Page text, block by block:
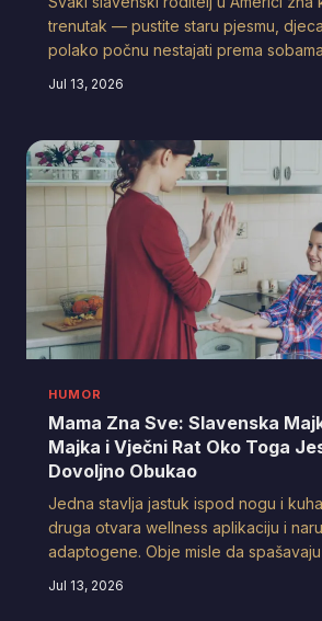
trenutak — pustite staru pjesmu,
polako počnu nestajati prema
Jul 13, 2026
HUMOR
Mama Zna Sve: Slavenska
Majka i Vječni Rat Oko Toga
Dovoljno Obukao
Jedna stavlja jastuk ispod nogu i
druga otvara wellness aplikaciju i
adaptogene. Obje misle da
Jul 13, 2026